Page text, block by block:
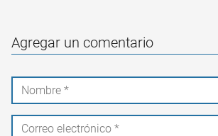
Agregar un comentario